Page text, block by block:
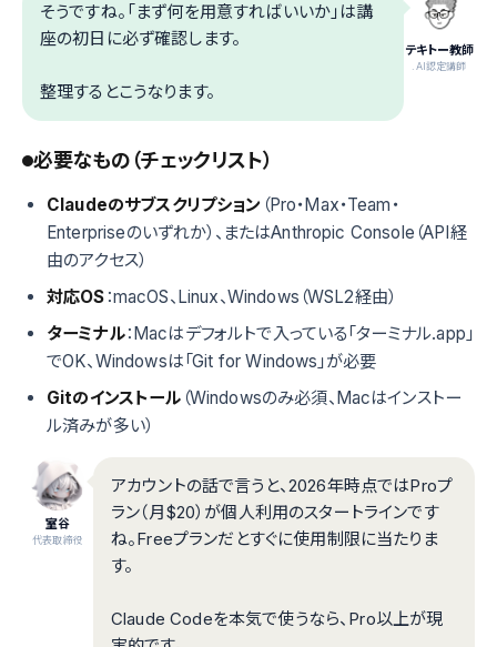
テキトー教師
.AI認定講師
そうですね。「まず何を用意すればいいか」は講
座の初日に必ず確認します。
整理するとこうなります。
必要なもの（チェックリスト）
Claudeのサブスクリプション （Pro・Max・Team・
Enterpriseのいずれか）、またはAnthropic Console（API経
由のアクセス）
対応OS ：macOS、Linux、Windows（WSL2経由）
ターミナル：Macはデフォルトで入っている「ターミナル.app」
でOK、Windowsは「Git for Windows」が必要
Gitのインストール （Windowsのみ必須、Macはインストー
ル済みが多い）
室谷
代表取締役
アカウントの話で言うと、2026年時点ではProプ
ラン（月$20）が個人利用のスタートラインです
ね。Freeプランだとすぐに使用制限に当たりま
す。
Claude Codeを本気で使うなら、Pro以上が現